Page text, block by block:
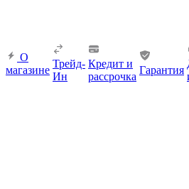
О
магазине
Трейд-
Ин
Кредит и
рассрочка
Гарантия